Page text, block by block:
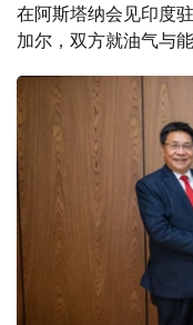
在阿斯塔纳会见印度
加尔，双方就油气与